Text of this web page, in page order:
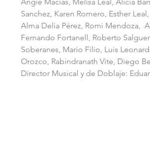
Sanchez, Karen Romero, Esther
Alma Delia Pérez, Romi Mendoza,
Fernando Fortanell, Roberto
Soberanes, Mario Filio, Luis
Orozco, Rabindranath Vite, Diego
Director Musical y de Doblaje: